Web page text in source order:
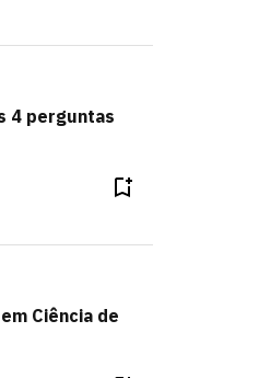
4 perguntas
Ciência de